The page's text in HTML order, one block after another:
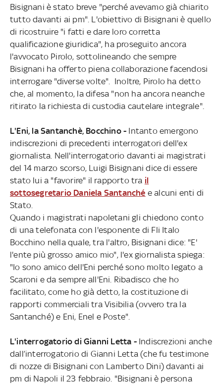
Bisignani è stato breve "perché avevamo già chiarito
tutto davanti ai pm". L'obiettivo di Bisignani è quello
di ricostruire "i fatti e dare loro corretta
qualificazione giuridica", ha proseguito ancora
l'avvocato Pirolo, sottolineando che sempre
Bisignani ha offerto piena collaborazione facendosi
interrogare "diverse volte". Inoltre, Pirolo ha detto
che, al momento, la difesa "non ha ancora neanche
ritirato la richiesta di custodia cautelare integrale".
L'Eni, la Santanchè, Bocchino - Intanto emergono
indiscrezioni di precedenti interrogatori dell'ex
giornalista. Nell'interrogatorio davanti ai magistrati
del 14 marzo scorso, Luigi Bisignani dice di essere
stato lui a "favorire" il rapporto tra il
sottosegretario Daniela Santanché e alcuni enti di
Stato.
Quando i magistrati napoletani gli chiedono conto
di una telefonata con l'esponente di Fli Italo
Bocchino nella quale, tra l'altro, Bisignani dice: "E'
l'ente più grosso amico mio", l'ex giornalista spiega:
"Io sono amico dell'Eni perché sono molto legato a
Scaroni e da sempre all'Eni. Ribadisco che ho
facilitato, come ho già detto, la costituzione di
rapporti commerciali tra Visibilia (ovvero tra la
Santanché) e Eni, Enel e Poste".
L'interrogatorio di Gianni Letta - Indiscrezioni anche
dall’interrogatorio di Gianni Letta (che fu testimone
di nozze di Bisignani con Lamberto Dini) davanti ai
pm di Napoli il 23 febbraio. "Bisignani è persona